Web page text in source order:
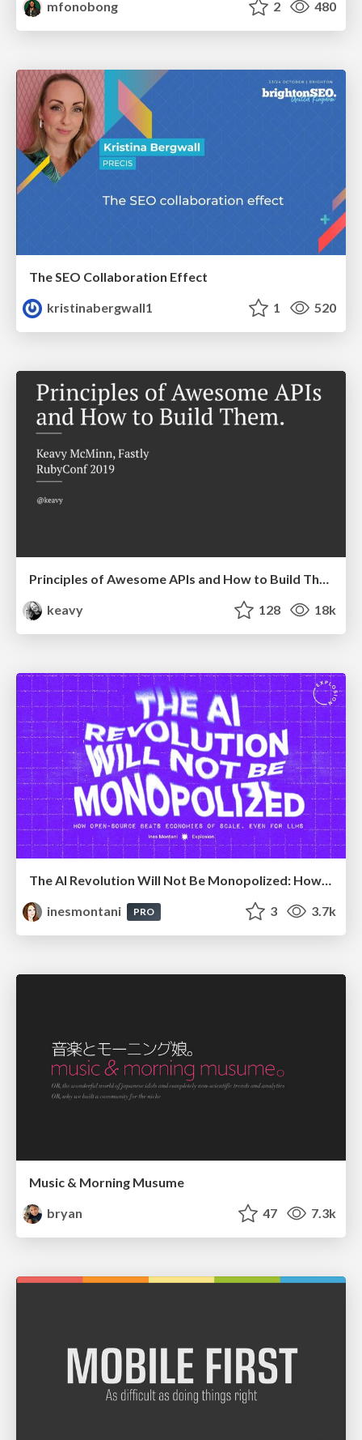
mfonobong
2 480
The SEO Collaboration Effect
kristinabergwall1
1 520
Principles of Awesome APIs and How to Build Them.
keavy
128 18k
The AI Revolution Will Not Be Monopolized: How open-source beats economies of scale, even for LLMs
inesmontani
PRO 3 3.7k
Music & Morning Musume
bryan
47 7.3k